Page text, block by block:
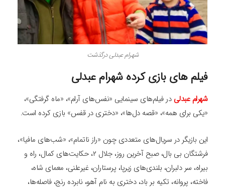
شهرام عبدلی درگذشت
فیلم های بازی کرده شهرام عبدلی
شهرام عبدلی در فیلم‌های سینمایی «نفس‌های آرام»، «ماه گرفتگی»،
«یکی برای همه»، «قصه دل‌ها»، «دختری در قفس» بازی کرده است.
این بازیگر در سریال‌های متعددی چون «راز ناتمام»، «شب‌های مافیا»،
فرشتگان بی بال، صبح آخرین روز، جلال ۲، حکایت‌های کمال، راه و
بیراه، سر دلبران، بلندی‌های زیرپا، پرستاران، غیرعلنی، معمای شاه،
فاخته، پروانه، تکیه بر باد، دختری به نام آهو، نابرده رنج، فاصله‌ها،